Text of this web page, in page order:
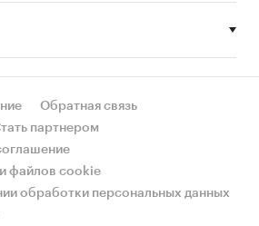
влияющих на рынок
сайтов
конкурентов
тенденций и перспектив
Обратная связь
партнером
файлов cookie
обработки персональных данных